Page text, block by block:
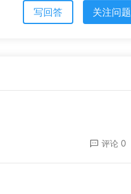
写回答 关注问题
评论 0